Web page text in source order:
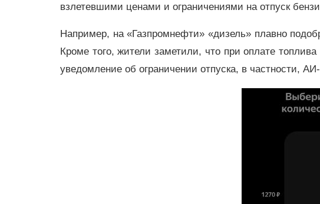
взлетевшими ценами и ограничениями на отпуск
Например, на «Газпромнефти» «дизель» плавно
Кроме того, жители заметили, что при оплате
уведомление об ограничении отпуска, в частности,